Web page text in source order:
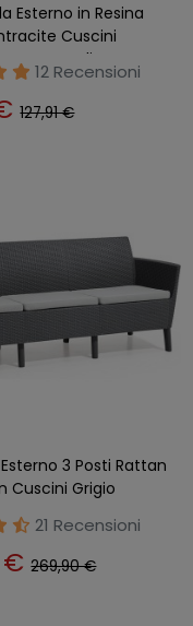
Esterno in Resina
Cuscini
Tavolino
12 Recensioni
127,91 €
3 Posti Rattan
Cuscini Grigio
21 Recensioni
€269,90 €